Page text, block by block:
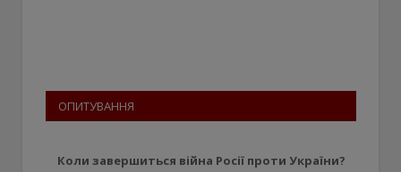
ОПИТУВАННЯ
Коли завершиться війна Росії проти України?